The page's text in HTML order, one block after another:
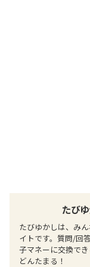
たび
たびゆかしは、み
イトです。質問/回
子マネーに交換で
どんたまる！